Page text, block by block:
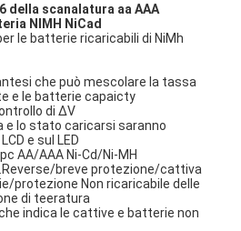
della scanalatura aa AAA
NIMH NiCad
le batterie ricaricabili di NiMh
che può mescolare la tassa
e le batterie capaicty
di ΔV
e lo stato caricarsi saranno
e sul LED
AA/AAA Ni-Cd/Ni-MH
breve protezione/cattiva
protezione Non ricaricabile delle
di teeratura
indica le cattive e batterie non